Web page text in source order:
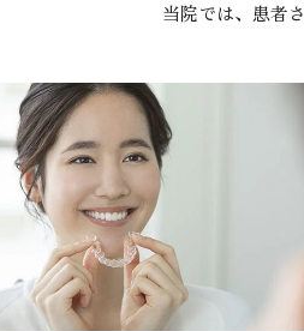
当院では、患者